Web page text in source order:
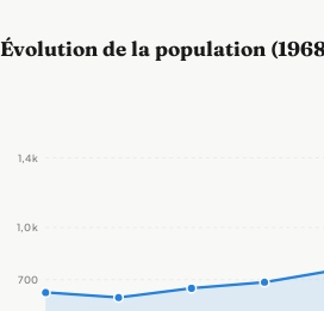
Évolution de la population
700
1,0 k
1,4 k